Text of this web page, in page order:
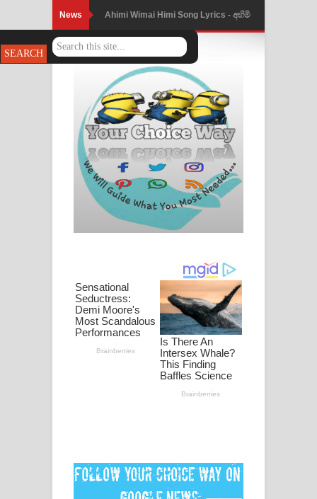
News Ahimi Wimai Himi Song Lyrics - අහිමි
විමයි හිමි ගීතයේ පද පෙළ
පාරනා ගීතයේ පද පෙළ
Nimnadhen Song Lyrics - නිම්නාදෙන්
ගීතයේ පද පෙළ
Obamai Mage Adare Song Lyrics -
ඔබමයි මගේ ආදරේ ගීතයේ පද පෙළ
Pansal Gihin Song Lyrics - පන්සල් ගිහිං
ගීතයේ පද පෙළ
Ankeliya Song Lyrics - අංකෙළිය ගීතයේ
පද පෙළ
DEAR GOD Song Lyrics - ඩියර් ගෝඩ්
ගීතයේ පද පෙළ
2026 football world cup song lyrics